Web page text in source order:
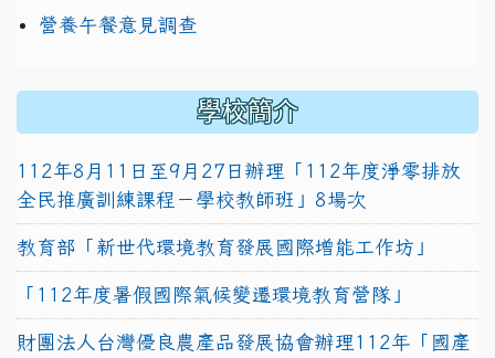
營養午餐意見調查
學校簡介
112年8月11日至9月27日辦理「112年度淨零排放
全民推廣訓練課程－學校教師班」8場次
教育部「新世代環境教育發展國際增能工作坊」
「112年度暑假國際氣候變遷環境教育營隊」
財團法人台灣優良農產品發展協會辦理112年「國產